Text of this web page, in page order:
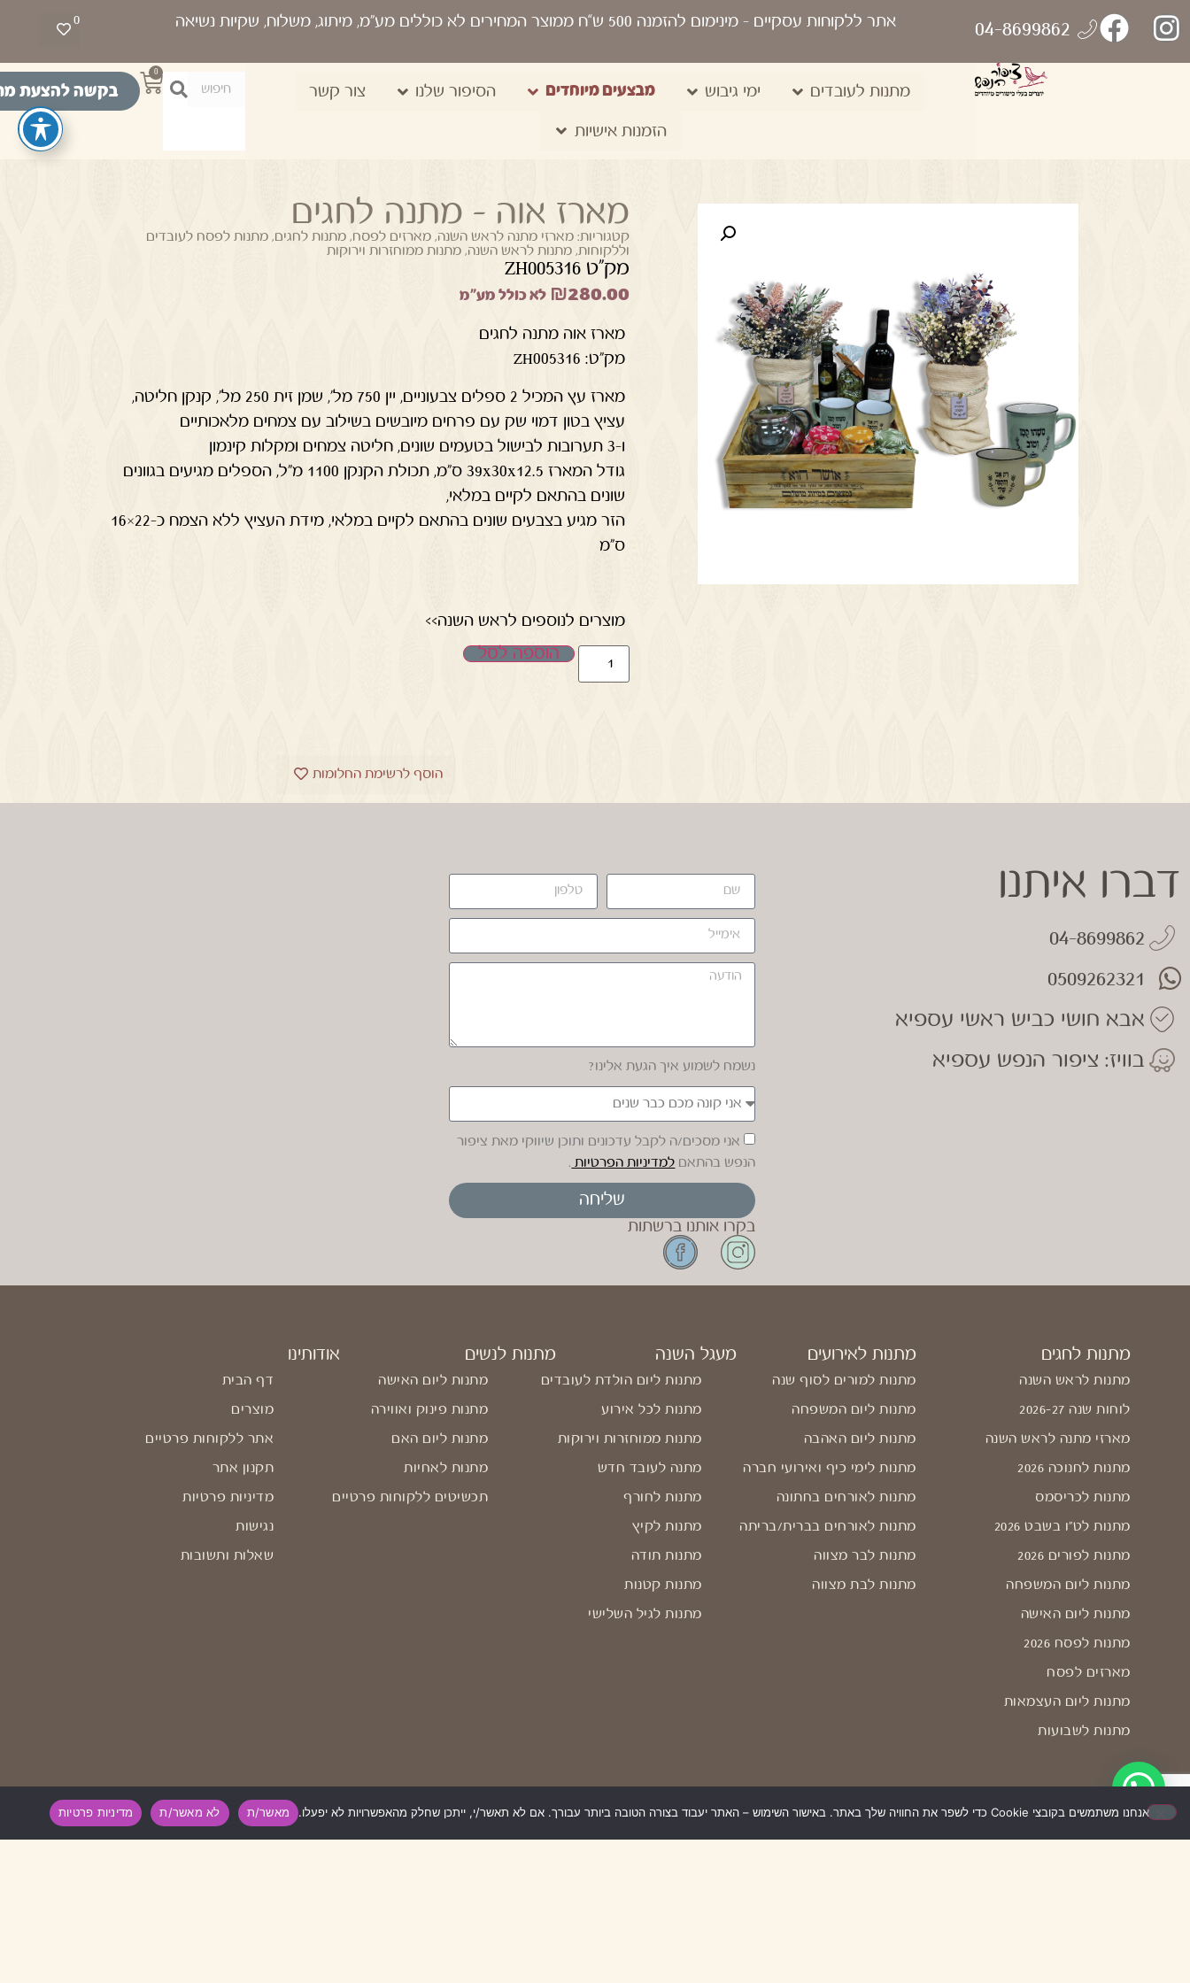
0 אתר ללקוחות עסקיים- מינימום להזמנה 500 ש“ח ממוצר המחירים לא כוללים מע"מ, מיתוג, משלוח, שקיות נשיאה 04-8699862
מתנות לעובדים ימי גיבוש מבצעים מיוחדים הסיפור שלנו צור קשר
הזמנות אישיות
0
בקשה להצעת
מארז אוה – מתנה לחגים
קטגוריות: מארזי מתנה לראש השנה,מארזים לפסח,מתנות לחגים,מתנות לפסח לעובדים
וללקוחות,מתנות לראש השנה,מתנות ממוחזרות וירוקות
מק"ט ZH005316
₪280.00 לא כולל מע"מ
מארז אוה מתנה לחגים
מק"ט: ZH005316
מארז עץ המכיל 2 ספלים צבעוניים, יין 750 מל', שמן זית 250 מל', קנקן חליטה,
עציץ בטון דמוי שק עם פרחים מיובשים בשילוב עם צמחים מלאכותיים
ו-3 תערובות לבישול בטעמים שונים, חליטה צמחים ומקלות קינמון
גודל המארז 39x30x12.5 ס"מ, תכולת הקנקן 1100 מ"ל, הספלים מגיעים בגוונים
שונים בהתאם לקיים במלאי,
הזר מגיע בצבעים שונים בהתאם לקיים במלאי, מידת העציץ ללא הצמח כ-22×16
ס"מ
מוצרים לנוספים לראש השנה>>
הוספה לסל
הוסף לרשימת החלומות
דברו איתנו
04-8699862
0509262321
אבא חושי כביש ראשי עספיא
בוויז: ציפור הנפש עספיא
נשמח לשמוע איך הגעת אלינו?
אני מסכים/ה לקבל עדכונים ותוכן שיווקי מאת ציפור
הנפש בהתאם למדיניות הפרטיות .
שליחה
בקרו אותנו ברשתות
מתנות לחגים
מתנות לראש השנה
לוחות שנה 2026-27
מארזי מתנה לראש השנה
מתנות לחנוכה 2026
מתנות לכריסמס
מתנות לט"ו בשבט 2026
מתנות לפורים 2026
מתנות ליום המשפחה
מתנות ליום האישה
מתנות לפסח 2026
מארזים לפסח
מתנות ליום העצמאות
מתנות לשבועות
מתנות לאירועים
מתנות למורים לסוף שנה
מתנות ליום המשפחה
מתנות ליום האהבה
מתנות לימי כיף ואירועי חברה
מתנות לאורחים בחתונה
מתנות לאורחים בברית/בריתה
מתנות לבר מצווה
מתנות לבת מצווה
מעגל השנה
מתנות ליום הולדת לעובדים
מתנות לכל אירוע
מתנות ממוחזרות וירוקות
מתנה לעובד חדש
מתנות לחורף
מתנות לקיץ
מתנות תודה
מתנות קטנות
מתנות לגיל השלישי
מתנות לנשים
מתנות ליום האישה
מתנות פינוק ואווירה
מתנות ליום האם
מתנות לאחיות
תכשיטים ללקוחות פרטיים
אודותינו
דף הבית
מוצרים
אתר ללקוחות פרטיים
תקנון אתר
מדיניות פרטיות
נגישות
שאלות ותשובות
אנחנו משתמשים בקובצי Cookie כדי לשפר את החוויה שלך באתר. באישור השימוש – האתר יעבוד בצורה הטובה ביותר עבורך. אם לא תאשר/י, ייתכן שחלק מהאפשרויות לא יפעלו. מאשר/ת לא מאשר/ת מדיניות פרטיות